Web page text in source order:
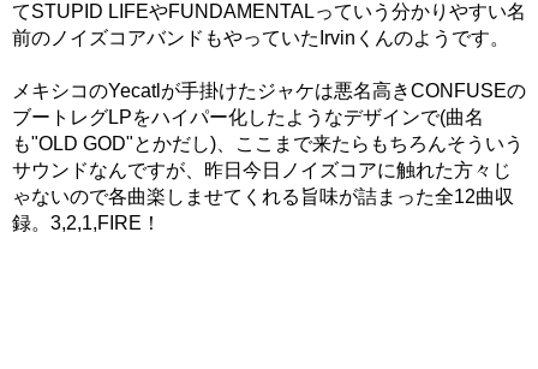
てSTUPID LIFEやFUNDAMENTALっていう分かりやすい名
前のノイズコアバンドもやっていたIrvinくんのようです。
メキシコのYecatlが手掛けたジャケは悪名高きCONFUSEの
ブートレグLPをハイパー化したようなデザインで(曲名
も"OLD GOD"とかだし)、ここまで来たらもちろんそういう
サウンドなんですが、昨日今日ノイズコアに触れた方々じ
ゃないので各曲楽しませてくれる旨味が詰まった全12曲収
録。3,2,1,FIRE！